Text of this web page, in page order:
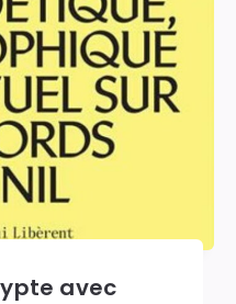
avec